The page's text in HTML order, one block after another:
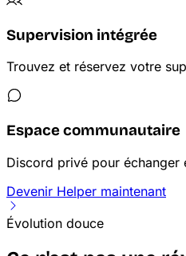
Supervision intégrée
Trouvez et réservez votre
Espace communautaire
Discord privé pour échanger
Devenir Helper maintenant
Évolution douce